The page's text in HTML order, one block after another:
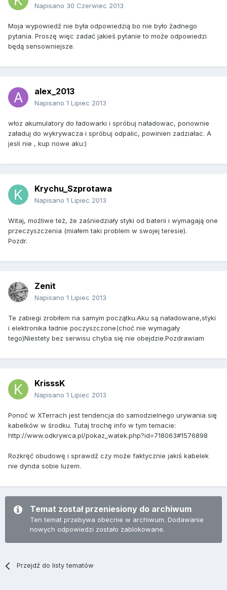
Napisano 30 Czerwiec 2013
Moja wypowiedź nie była odpowiedzią bo nie było żadnego
pytania. Proszę więc zadać jakieś pytanie to może odpowiedzi
będą sensowniejsze.
alex_2013
Napisano 1 Lipiec 2013
włoz akumulatory do ładowarki i spróbuj naładowac, ponownie
załaduj do wykrywacza i spróbuj odpalic, powinien zadziałac. A
jesli nie , kup nowe aku:)
Krychu_Szprotawa
Napisano 1 Lipiec 2013
Witaj, możliwe też, że zaśniedziały styki od baterii i wymagają one
przeczyszczenia (miałem taki problem w swojej teresie).
Pozdr.
Zenit
Napisano 1 Lipiec 2013
Te zabiegi zrobiłem na samym początku.Aku są naładowane,styki
i elektronika ładnie poczyszczone(choć nie wymagały
tego)Niestety bez serwisu chyba się nie obejdzie.Pozdrawiam
KrisssK
Napisano 1 Lipiec 2013
Ponoć w XTerrach jest tendencja do samodzielnego urywania się
kabelków w środku. Tutaj trochę info w tym temacie:
http://www.odkrywca.pl/pokaz_watek.php?id=718063#1576898
Rozkręć obudowę i sprawdź czy może faktycznie jakiś kabelek
nie dynda sobie luzem.
Temat został przeniesiony do archiwum
Ten temat przebywa obecnie w archiwum. Dodawanie
nowych odpowiedzi zostało zablokowane.
Przejdź do listy tematów